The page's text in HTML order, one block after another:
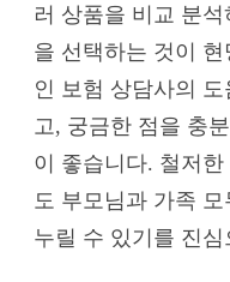
러 상품을 비교 분
을 선택하는 것이
인 보험 상담사의
고, 궁금한 점을 충
이 좋습니다. 철저한
도 부모님과 가족
누릴 수 있기를 진